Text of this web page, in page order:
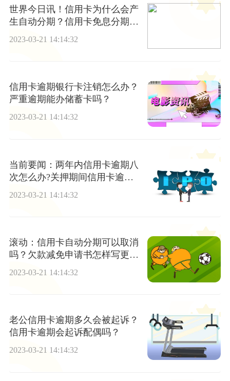
世界今日讯！信用卡为什么会产
生自动分期？信用卡免息分期会
2023-03-21 14:14:32
信用卡逾期银行卡注销怎么办？
严重逾期能办储蓄卡吗？
2023-03-21 14:14:32
当前要闻：两年内信用卡逾期八
次怎么办?关押期间信用卡逾期
2023-03-21 14:14:32
滚动：信用卡自动分期可以取消
吗？欠款减免申请书怎样写更诚
2023-03-21 14:14:32
老公信用卡逾期多久会被起诉？
信用卡逾期会起诉配偶吗？
2023-03-21 14:14:32